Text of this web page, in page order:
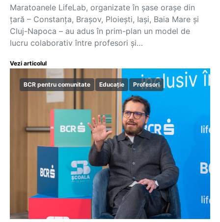
Maratoanele LifeLab, organizate în șase orașe din
țară – Constanța, Brașov, Ploiești, Iași, Baia Mare și
Cluj-Napoca – au adus în prim-plan un model de
lucru colaborativ între profesori și…
Vezi articolul
BCR pentru comunitate Educație Profesori